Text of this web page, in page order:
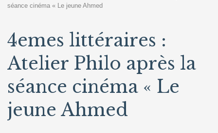
séance cinéma « Le jeune Ahmed
4emes littéraires :
Atelier Philo après la
séance cinéma « Le
jeune Ahmed